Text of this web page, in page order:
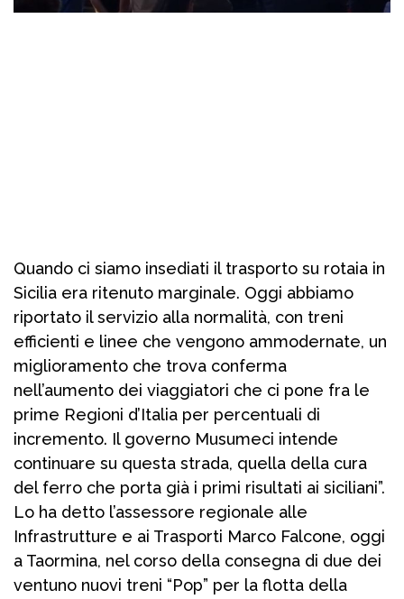
Quando ci siamo insediati il trasporto su rotaia in
Sicilia era ritenuto marginale. Oggi abbiamo
riportato il servizio alla normalità, con treni
efficienti e linee che vengono ammodernate, un
miglioramento che trova conferma
nell’aumento dei viaggiatori che ci pone fra le
prime Regioni d’Italia per percentuali di
incremento. Il governo Musumeci intende
continuare su questa strada, quella della cura
del ferro che porta già i primi risultati ai siciliani”.
Lo ha detto l’assessore regionale alle
Infrastrutture e ai Trasporti Marco Falcone, oggi
a Taormina, nel corso della consegna di due dei
ventuno nuovi treni “Pop” per la flotta della